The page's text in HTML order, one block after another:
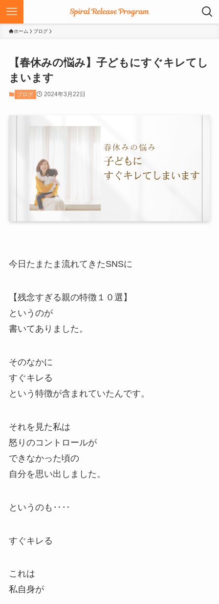
ホーム ブログ
【春休みの悩み】子どもにすぐキレてし
まいます
ブログ 2024年3月22日
今日たまたま流れてきたSNSに
【残念すぎる親の特徴１０選】
というのが
書いてありました。
そのなかに
すぐキレる
という特徴が含まれていたんです。
それを見た私は
怒りのコントロールが
できなかった頃の
自分を思い出しました。
というのも‥‥
すぐキレる
これは
私自身が